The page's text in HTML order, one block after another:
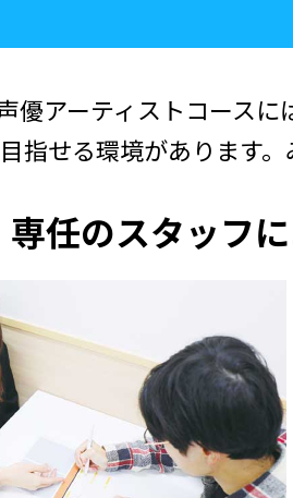
優アーティストコース
指せる環境があります
専任のスタッフ